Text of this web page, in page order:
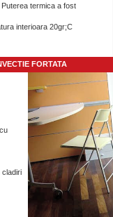
termica a fost
interioara 20gr;C
FORTATA
cladiri